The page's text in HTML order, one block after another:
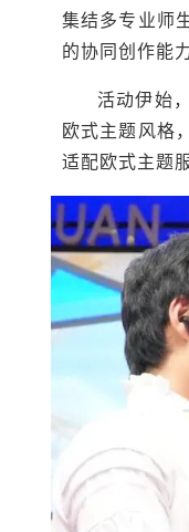
集结多专业师
的协同创作能力
活动伊始
欧式主题风格
适配欧式主题